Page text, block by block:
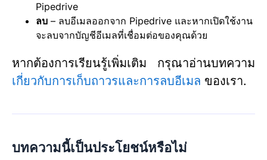
Pipedrive
ลบ – ลบอีเมลออกจาก Pipedrive และหากเปิดใช้งาน
จะลบจากบัญชีอีเมลที่เชื่อมต่อของคุณด้วย
หากต้องการเรียนรู้เพิ่มเติม กรุณาอ่านบทความ
เกี่ยวกับการเก็บถาวรและการลบอีเมล ของเรา.
บทความนี้เป็นประโยชน์หรือไม่